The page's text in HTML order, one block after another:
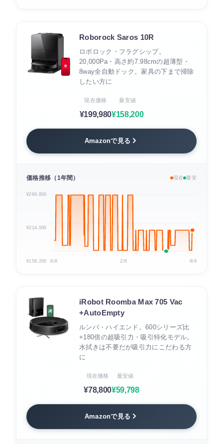
Roborock Saros 10R
ロボロック・フラグシップ。
20,000Pa・高さ約7.98cmの超薄型・
8way全自動ドック。家具の下まで掃除
したい方に
現在価格
¥199,980
最安値
¥158,200
Amazonで見る
価格推移（1年間） 現在 最安
¥269,800
¥214,000
¥158,200 8/8 2/6 8/8
iRobot Roomba Max 705 Vac
+AutoEmpty
ルンバ・ハイエンド。600シリーズ比
+180倍の超吸引力・吸引特化モデル。
水拭きは不要だが吸引力にこだわる方
に
現在価格
¥78,800
最安値
¥59,798
Amazonで見る